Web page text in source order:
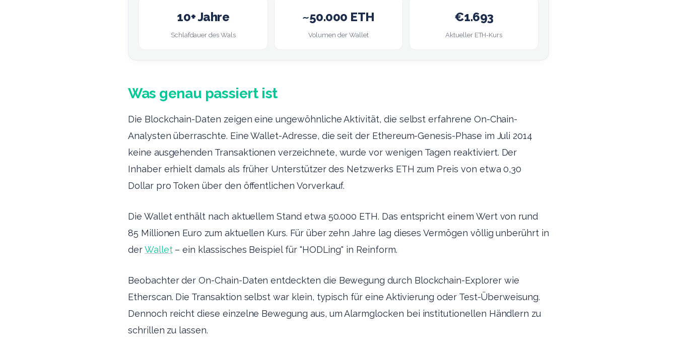
10+ Jahre
Schlafdauer des Wals
~50.000 ETH
Volumen der Wallet
€1.693
Aktueller ETH-Kurs
Was genau passiert ist
Die Blockchain-Daten zeigen eine ungewöhnliche Aktivität, die selbst erfahrene On-Chain-
Analysten überraschte. Eine Wallet-Adresse, die seit der Ethereum-Genesis-Phase im Juli 2014
keine ausgehenden Transaktionen verzeichnete, wurde vor wenigen Tagen reaktiviert. Der
Inhaber erhielt damals als früher Unterstützer des Netzwerks ETH zum Preis von etwa 0,30
Dollar pro Token über den öffentlichen Vorverkauf.
Die Wallet enthält nach aktuellem Stand etwa 50.000 ETH. Das entspricht einem Wert von rund
85 Millionen Euro zum aktuellen Kurs. Für über zehn Jahre lag dieses Vermögen völlig unberührt in
derWallet– ein klassisches Beispiel für "HODLing" in Reinform.
Beobachter der On-Chain-Daten entdeckten die Bewegung durch Blockchain-Explorer wie
Etherscan. Die Transaktion selbst war klein, typisch für eine Aktivierung oder Test-Überweisung.
Dennoch reicht diese einzelne Bewegung aus, um Alarmglocken bei institutionellen Händlern zu
schrillen zu lassen.